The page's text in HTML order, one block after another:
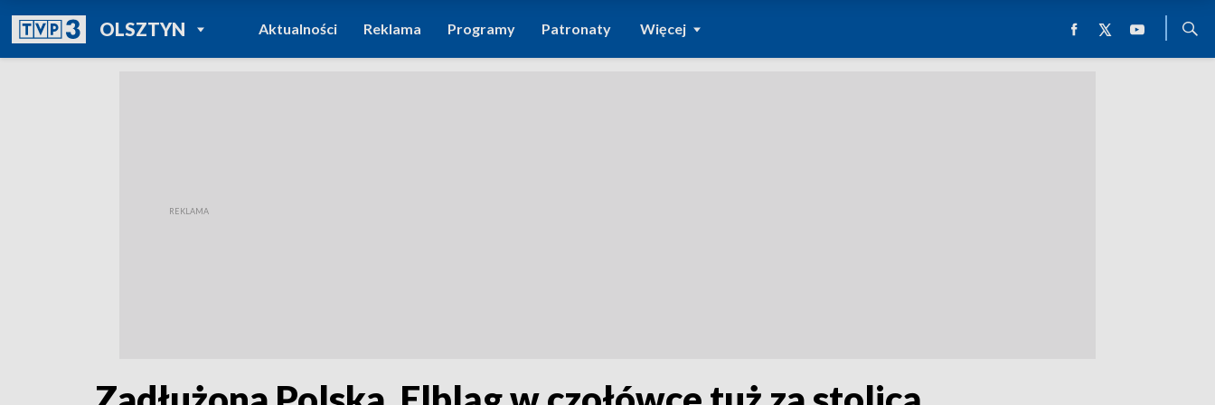
OLSZTYNPOWRÓT DO
TVP REGIONY
Aktualności Reklama Programy Patronaty Więcej